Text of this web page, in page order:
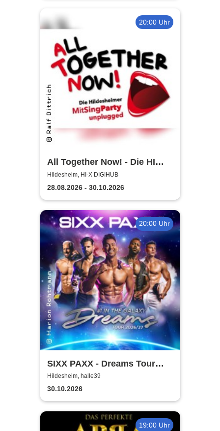
20:00 Uhr
All Together Now! - Die HI
MitSingParty
Hildesheim, HI-X DIGIHUB
28.08.2026 - 30.10.2026
20:00 Uhr
SIXX PAXX - Dreams Tour
2026/27
Hildesheim, halle39
30.10.2026
19:00 Uhr